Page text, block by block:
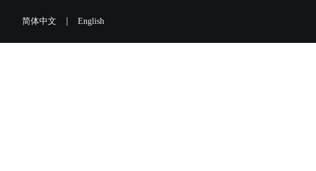
简体中文 |English